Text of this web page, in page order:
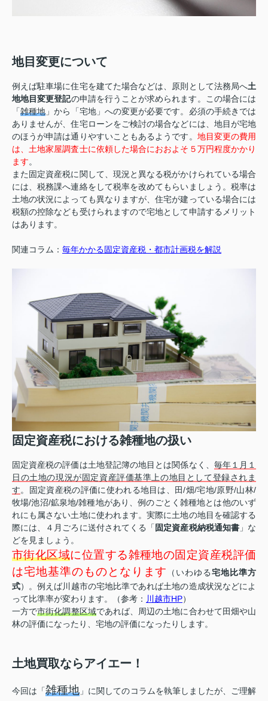
地目変更について
例えば駐車場に住宅を建てた場合などは、原則として法務局へ土
地地目変更登記の申請を行うことが求められます。この場合には
「雑種地 」から「宅地」への変更が必要です。必須の手続きでは
ありませんが、住宅ローンをご検討の場合などには、地目が宅地
のほうが申請は通りやすいこともあるようです。 地目変更の費用
は、土地家屋調査士に依頼した場合におおよそ５万円程度かかり
ます。
また固定資産税に関して、現況と異なる税がかけられている場合
には、税務課へ連絡をして税率を改めてもらいましょう。税率は
土地の状況によっても異なりますが、住宅が建っている場合には
税額の控除なども受けられますので宅地として申請するメリット
はあります。
関連コラム： 毎年かかる固定資産税・都市計画税を解説
固定資産税における雑種地の扱い
固定資産税の評価は土地登記簿の地目とは関係なく、 毎年１月１
日の土地の現況が固定資産評価基準上の地目として登録されま
す。固定資産税の評価に使われる地目は、田/畑/宅地/原野/山林/
牧場/池沼/鉱泉地/雑種地があり、例のごとく雑種地とは他のいず
れにも属さない土地に使われます。実際に土地の地目を確認する
際には、４月ごろに送付されてくる「 固定資産税納税通知書」な
どを見ましょう。
市街化区域に位置する雑種地の固定資産税評価
は宅地基準のものとなります
（いわゆる宅地比準方
式）。例えば川越市の宅地比準であれば土地の造成状況などによ
って比準率が変わります。（参考： 川越市HP）
一方で市街化調整区域であれば、周辺の土地に合わせて田畑や山
林の評価になったり、宅地の評価になったりします。
土地買取ならアイエー！
今回は「雑種地 」に関してのコラムを執筆しましたが、ご理解